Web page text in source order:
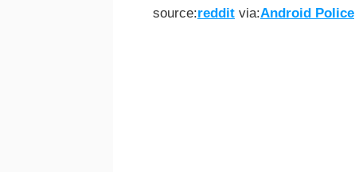
source:reddit via:Android Police